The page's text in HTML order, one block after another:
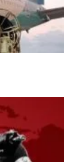
dua